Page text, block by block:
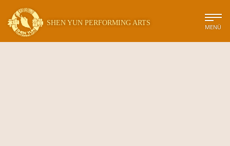
SHEN YUN PERFORMING ARTS
MENÜ